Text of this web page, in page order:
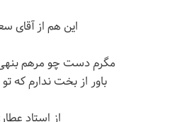
این هم از آقای
مگرم دست چو مرهم
باور از بخت ندارم که تو
از استاد